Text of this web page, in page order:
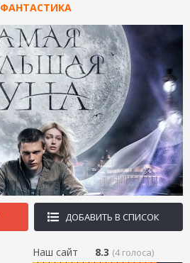
ФАНТАСТИКА
ДОБАВИТЬ В СПИСОК
Наш сайт 8.3 (4голоса)